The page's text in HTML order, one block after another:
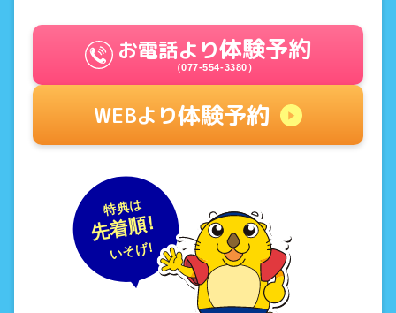
お電話より体験予約
（077-554-3380）
WEBより体験予約